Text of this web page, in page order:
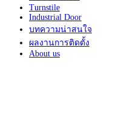
Turnstile
Industrial Door
บทความน่าสนใจ
ผลงานการติดตั้ง
About us